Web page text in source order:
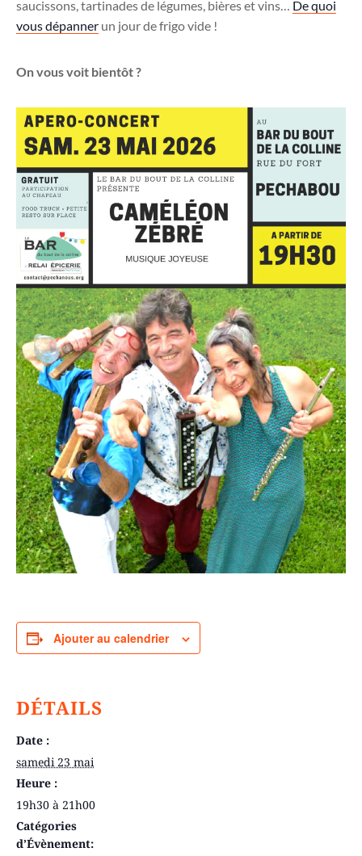
saucissons, tartinades de légumes, bières et vins… De quoi
vous dépanner un jour de frigo vide !
On vous voit bientôt ?
Ajouter au calendrier
DÉTAILS
Date :
samedi 23 mai
Heure :
19h30 à 21h00
Catégories
d’Évènement: